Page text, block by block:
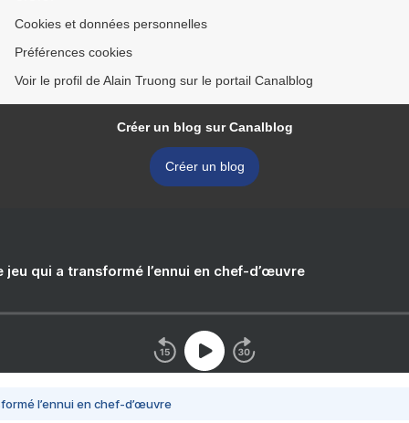
Cookies et données personnelles
Préférences cookies
Voir le profil de Alain Truong sur le portail Canalblog
Créer un blog sur Canalblog
Créer un blog
jeu qui a transformé l’ennui en chef-d’œuvre
l’ennui en chef-d’œuvre